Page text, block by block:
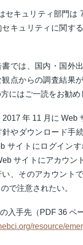
セキュリティ部門は
セキュリティに関す
では、国内・国外
観点からの調査結果
にはご一読をお勧め
2017 年 11 月に Web
針やダウンロード手
サイトにログイン
サイトにアカウン
い、そのアカウント
で注意されたい。
入手先（PDF 36 ペ
resource/